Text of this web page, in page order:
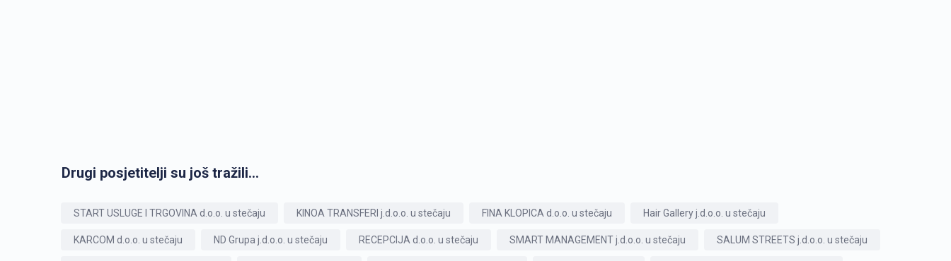
Drugi posjetitelji su još tražili...
START USLUGE I TRGOVINA d.o.o. u stečaju KINOA TRANSFERI j.d.o.o. u stečaju FINA KLOPICA d.o.o. u stečaju Hair Gallery j.d.o.o. u stečaju
KARCOM d.o.o. u stečaju ND Grupa j.d.o.o. u stečaju RECEPCIJA d.o.o. u stečaju SMART MANAGEMENT j.d.o.o. u stečaju SALUM STREETS j.d.o.o. u stečaju